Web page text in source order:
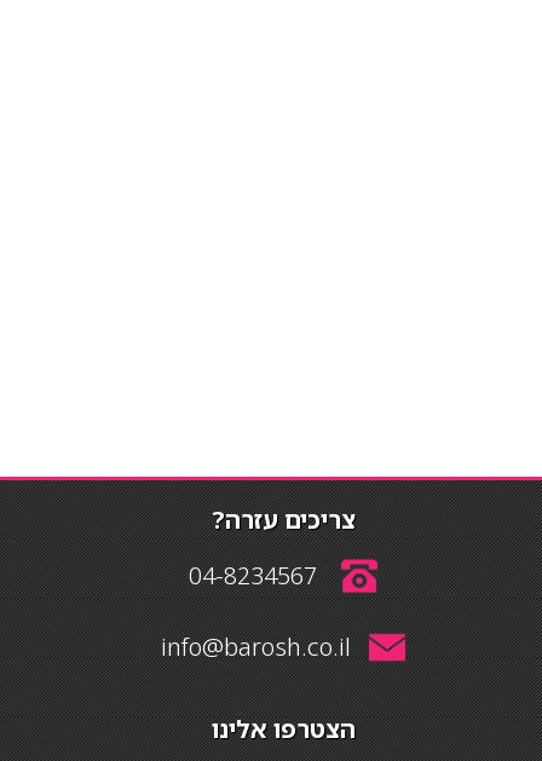
צריכים עזרה?
04-8234567
info@barosh.co.il
הצטרפו אלינו